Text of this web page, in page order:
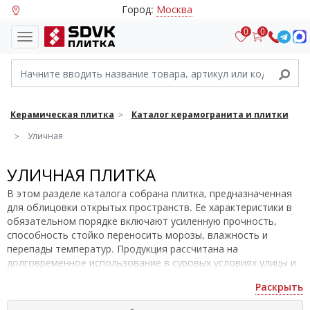
Город: Москва
0 0
Керамическая плитка
Каталог керамогранита и плитки
Уличная
УЛИЧНАЯ ПЛИТКА
В этом разделе каталога собрана плитка, предназначенная
для облицовки открытых пространств. Ее характеристики в
обязательном порядке включают усиленную прочность,
способность стойко переносить морозы, влажность и
перепады температур. Продукция рассчитана на
долговременное использование в суровых условиях улицы и
Здесь Вы можете видеть все товары, которые подходят для
оформления экстерьера: плитку для ступеней, материалы для
Раскрыть